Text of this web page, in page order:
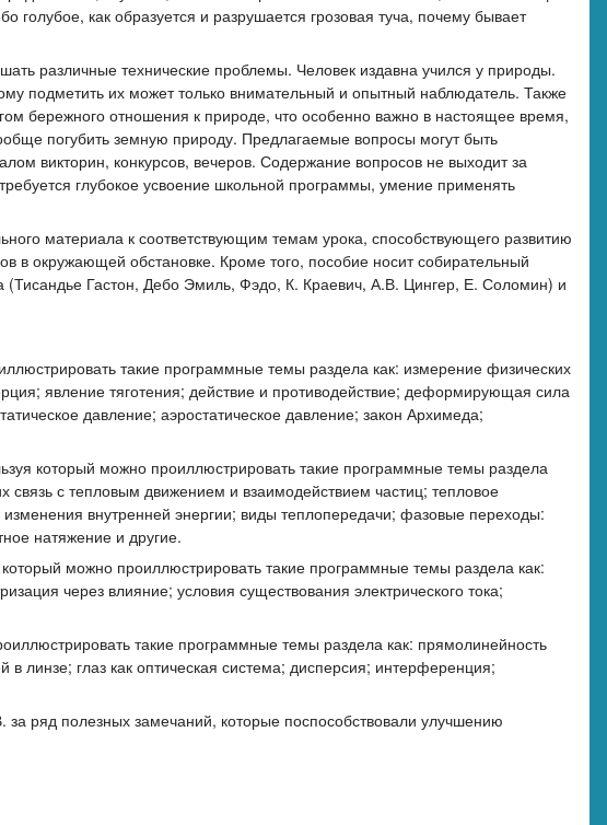
голубое, как образуется и разрушается грозовая туча, почему бывает
различные технические проблемы. Человек издавна учился у природы.
подметить их может только внимательный и опытный наблюдатель. Также
бережного отношения к природе, что особенно важно в настоящее время,
погубить земную природу. Предлагаемые вопросы могут быть
викторин, конкурсов, вечеров. Содержание вопросов не выходит за
глубокое усвоение школьной программы, умение применять
материала к соответствующим темам урока, способствующего развитию
в окружающей обстановке. Кроме того, пособие носит собирательный
(Тисандье Гастон, Дебо Эмиль, Фэдо, К. Краевич, А.В. Цингер, Е. Соломин) и
такие программные темы раздела как: измерение физических
явление тяготения; действие и противодействие; деформирующая сила
давление; аэростатическое давление; закон Архимеда;
который можно проиллюстрировать такие программные темы раздела
связь с тепловым движением и взаимодействием частиц; тепловое
внутренней энергии; виды теплопередачи; фазовые переходы:
натяжение и другие.
можно проиллюстрировать такие программные темы раздела как:
через влияние; условия существования электрического тока;
такие программные темы раздела как: прямолинейность
линзе; глаз как оптическая система; дисперсия; интерференция;
ряд полезных замечаний, которые поспособствовали улучшению